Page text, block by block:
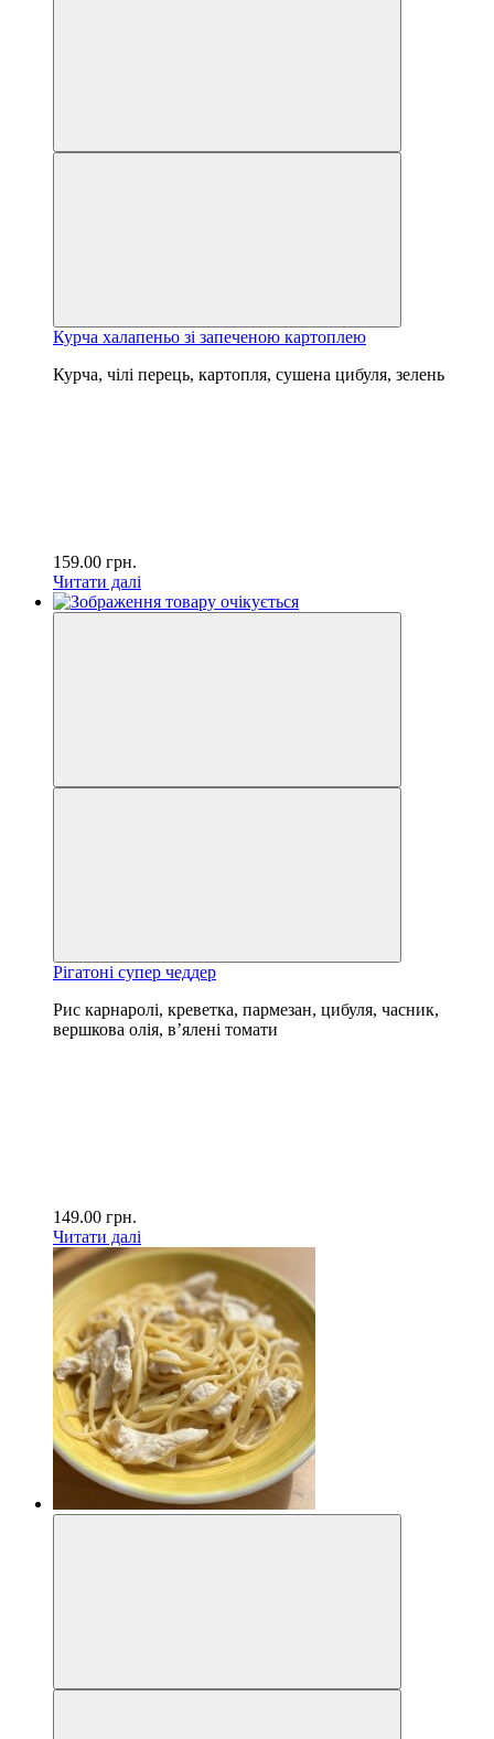
Курча халапеньо зі запеченою картоплею
Курча, чілі перець, картопля, сушена цибуля, зелень
159.00 грн.
Читати далі
Рігатоні супер чеддер
Рис карнаролі, креветка, пармезан, цибуля, часник,
вершкова олія, в’ялені томати
149.00 грн.
Читати далі